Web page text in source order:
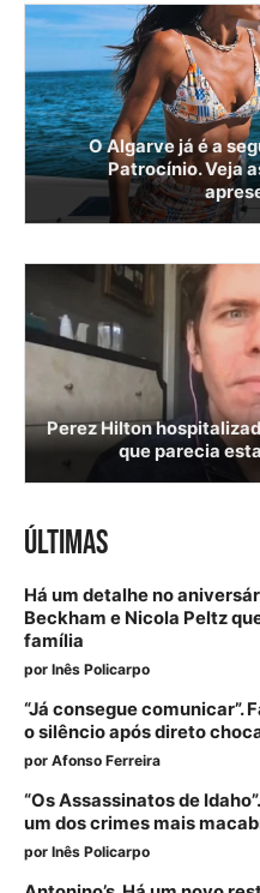
O Algarve já é a
Patrocínio. Veja
Perez Hilton
que parecia
ÚLTIMAS
Há um detalhe no
Beckham e Nicola Peltz
família
por Inês Policarpo
“Já consegue comunicar”.
o silêncio após direto
por Afonso Ferreira
“Os Assassinatos de
um dos crimes mais
por Inês Policarpo